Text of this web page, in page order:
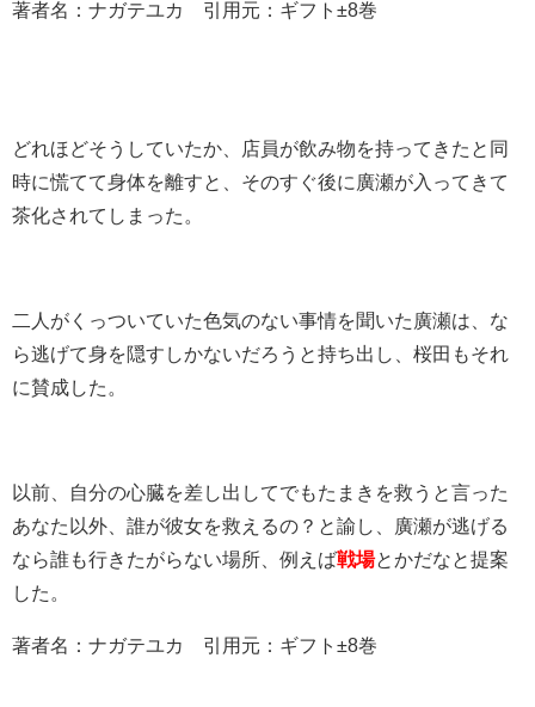
著者名：ナガテユカ 引用元：ギフト±8巻
どれほどそうしていたか、店員が飲み物を持ってきたと同
時に慌てて身体を離すと、そのすぐ後に廣瀬が入ってきて
茶化されてしまった。
二人がくっついていた色気のない事情を聞いた廣瀬は、な
ら逃げて身を隠すしかないだろうと持ち出し、桜田もそれ
に賛成した。
以前、自分の心臓を差し出してでもたまきを救うと言った
あなた以外、誰が彼女を救えるの？と諭し、廣瀬が逃げる
なら誰も行きたがらない場所、例えば戦場とかだなと提案
した。
著者名：ナガテユカ 引用元：ギフト±8巻